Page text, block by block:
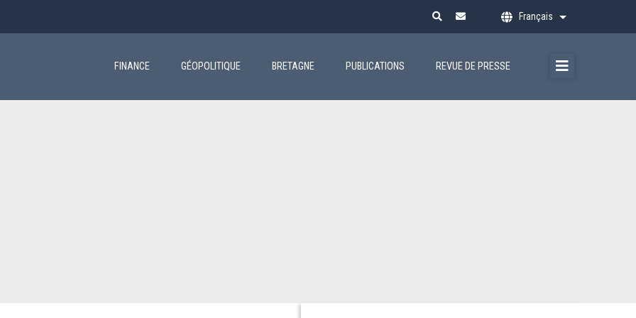
Français Lister les actions
navigation
FINANCE GÉOPOLITIQUE BRETAGNE PUBLICATIONS REVUE DE PRESSE